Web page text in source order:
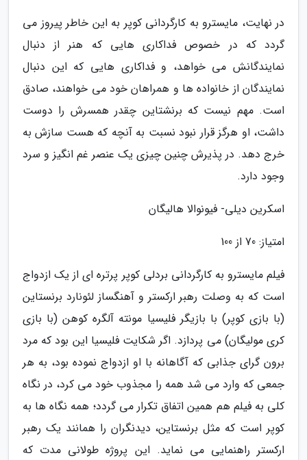
در نهایت، مایسترو به کارگردانی کوپر به این خاطر پیروز می
گردد که در خصوص فداکاری هایی که هنر از دنبال
نمایندگانش می خواهد، و فداکاری هایی که این دنبال
نمایندگان از خانواده ها و همراهان خود می خواهند، صادق
است. مهم نیست که برنشتاین چقدر همسرش را دوست
داشت، او هرگز قرار نبود نسبت به آنچه که هست سازش به
خرج دهد. در پذیرش چنین چیزی یک عنصر غم انگیز و سرد
وجود دارد.
اسکرین دیلی- فیونوالا هالیگان
امتیاز: 70 از 100
فیلم مایسترو به کارگردانی بردلی کوپر پرتره ای از یک ازدواج
است که به وصلت رهبر ارکستر و آهنگساز لئونارد برنستاین
(با بازی کوپر) با بازیگر فلیسیا مونته آلگره کوهن (با بازی
کری مولیگان) می پردازد. اگر شکایت فلیسیا این بود که مرد
برون گرای جذابی که آگاهانه با او ازدواج نموده بود، به هر
جمعی که وارد می شد همه را مجذوب خود می کرد، در نگاه
کلی به فیلم هم همین اتفاق تکرار می گردد؛ همه نگاه ها به
کوپر است که مثل برنستاین، دیدنگران را همانند یک رهبر
ارکستر راهنمایی می نماید. این پروژه طولانی مدت که